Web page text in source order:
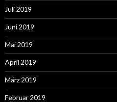
Juli 2019
Juni 2019
Mai 2019
April 2019
März 2019
Februar 2019